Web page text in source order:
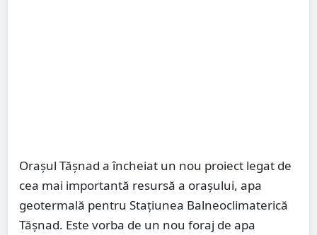
Orașul Tășnad a încheiat un nou proiect legat de
cea mai importantă resursă a orașului, apa
geotermală pentru Stațiunea Balneoclimaterică
Tășnad. Este vorba de un nou foraj de apa